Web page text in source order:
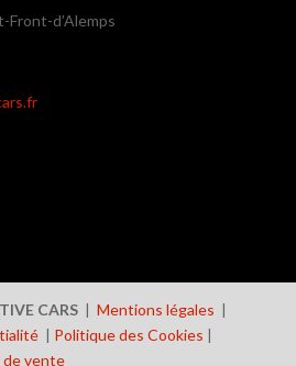
Front-d’Alemps
CARS| Mentions légales |
| Politique des Cookies |
de vente